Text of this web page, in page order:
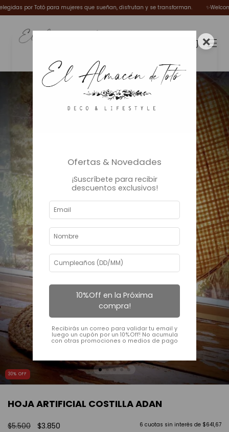
por Totó para mujeres que sueñan, disfrutan y se transforman. ✨Welcome
30% OFF
HOJA ARTIFICIAL COSTILLA ADAN
$5.500 $3.850 6 cuotas sin interés de $641,67
×
Ofertas & Novedades
¡Suscríbete para recibir
descuentos exclusivos!
10%Off en la Próxima
compra!
Recibirás un correo para validar tu email y
luego un cupón por un 10%Off! No acumula
con otras promociones o medios de pago